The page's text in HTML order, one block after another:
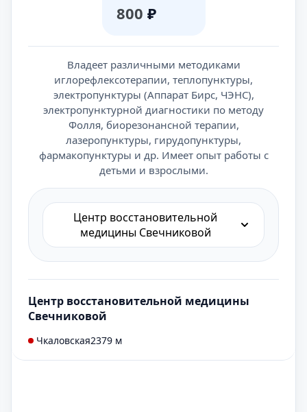
800 ₽
Владеет различными методиками
иглорефлексотерапии, теплопунктуры,
электропунктуры (Аппарат Бирс, ЧЭНС),
электропунктурной диагностики по методу
Фолля, биорезонансной терапии,
лазеропунктуры, гирудопунктуры,
фармакопунктуры и др. Имеет опыт работы с
детьми и взрослыми.
Центр восстановительной
медицины Свечниковой
Центр восстановительной медицины
Свечниковой
Чкаловская2379 м